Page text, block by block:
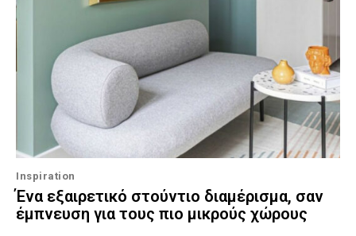
Inspiration
Ένα εξαιρετικό στούντιο διαμέρισμα, σαν
έμπνευση για τους πιο μικρούς χώρους